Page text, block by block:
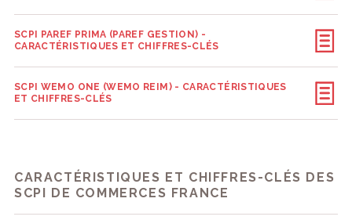
SCPI PAREF PRIMA (PAREF GESTION) -
CARACTÉRISTIQUES ET CHIFFRES-CLÉS
SCPI WEMO ONE (WEMO REIM) - CARACTÉRISTIQUES
ET CHIFFRES-CLÉS
CARACTÉRISTIQUES ET CHIFFRES-CLÉS DES
SCPI DE COMMERCES FRANCE